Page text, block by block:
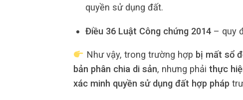
quyền sử dụng đất.
Điều 36 Luật Công chứng 2014– quy
Như vậy, trong trường hợp bị mất sổ
bản phân chia di sản, nhưng phải thực
xác minh quyền sử dụng đất hợp pháp